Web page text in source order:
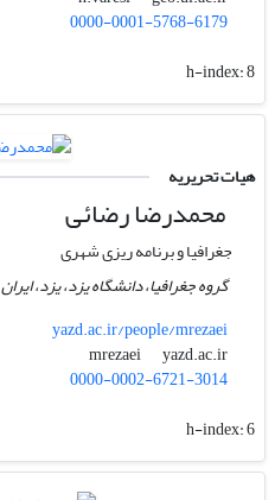
0000-0001-5768-6179
h-index:8
هیات تحریریه
محمد‌رضا رضائی
جغرافیا و برنامه ریزی شهری
گروه جغرافیا، دانشگاه یزد، یزد، ایران
yazd.ac.ir/people/mrezaei
mrezaei
yazd.ac.ir
0000-0002-6721-3014
h-index:6